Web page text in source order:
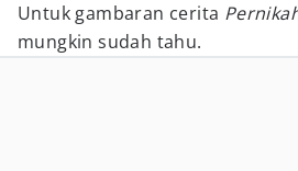
Untuk gambaran cerita
mungkin sudah tahu.